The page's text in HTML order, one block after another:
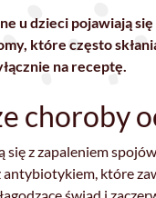
u dzieci pojawiają
które często
na receptę.
choroby
się z zapaleniem
które